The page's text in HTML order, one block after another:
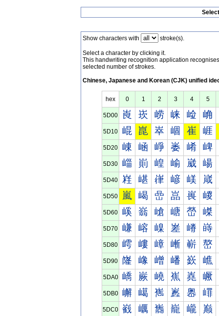
Show characters with stroke(s).
Select a character by clicking it.
This handwriting recognition application
selected number of strokes.
Chinese, Japanese and Korean (CJK) unified
hex 0 1 2 3 4 5
5D00 崀 崁 崂 崃 崄 崅
5D10 崐 崑 崒 崓 崔 崕
5D20 崠 崡 崢 崣 崤 崥
5D30 崰 崱 崲 崳 崴 崵
5D40 嵀 嵁 嵂 嵃 嵄 嵅
5D50 嵐 嵑 嵒 嵓 嵔 嵕
5D60 嵠 嵡 嵢 嵣 嵤 嵥
5D70 嵰 嵱 嵲 嵳 嵴 嵵
5D80 嶀 嶁 嶂 嶃 嶄 嶅
5D90 嶐 嶑 嶒 嶓 嶔 嶕
5DA0 嶠 嶡 嶢 嶣 嶤 嶥
5DB0 嶰 嶱 嶲 嶳 嶴 嶵
5DC0 巀 巁 巂 巃 巄 巅